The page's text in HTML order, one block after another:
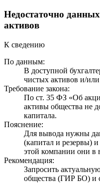
Недостаточно
активов
К сведению
По данным:
В доступной
чистых активов и/
Требование закона:
По ст. 35 ФЗ «Об
активы общества не
капитала.
Пояснение:
Для вывода нужны
(капитал и резервы)
этой компании они в
Рекомендация:
Запросить
общества (ГИР БО) и